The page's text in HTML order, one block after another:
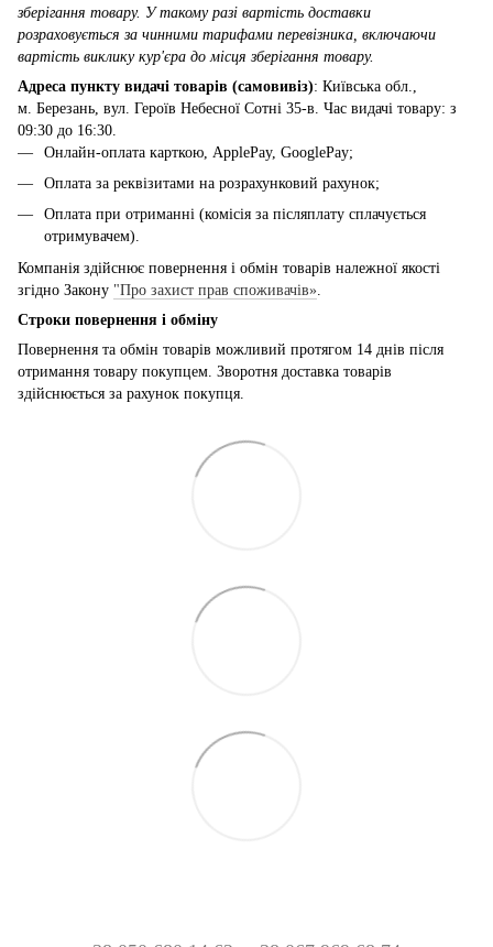
зберігання товару. У такому разі вартість доставки
розраховується за чинними тарифами перевізника, включаючи
вартість виклику кур'єра до місця зберігання товару.
Адреса пункту видачі товарів (самовивіз): Київська обл.,
м. Березань, вул. Героїв Небесної Сотні 35-в. Час видачі товару: з
09:30 до 16:30.
Онлайн-оплата карткою, ApplePay, GooglePay;
Оплата за реквізитами на розрахунковий рахунок;
Оплата при отриманні (комісія за післяплату сплачується
отримувачем).
Компанія здійснює повернення і обмін товарів належної якості
згідно Закону "Про захист прав споживачів»
Строки повернення і обміну
Повернення та обмін товарів можливий протягом 14 днів після
отримання товару покупцем. Зворотня доставка товарів
здійснюється за рахунок покупця.